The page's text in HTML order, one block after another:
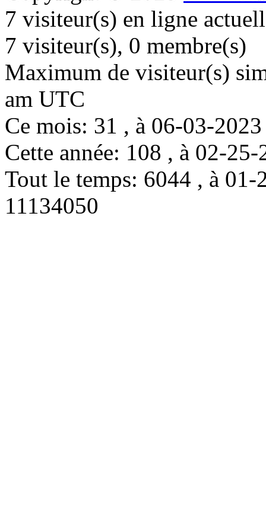
7 visiteur(s) en ligne
7 visiteur(s), 0 membre(s)
Maximum de visiteur(s)
am UTC
Ce mois: 31 , à 06-03-
Cette année: 108 , à 02-
Tout le temps: 6044 , à
11134050